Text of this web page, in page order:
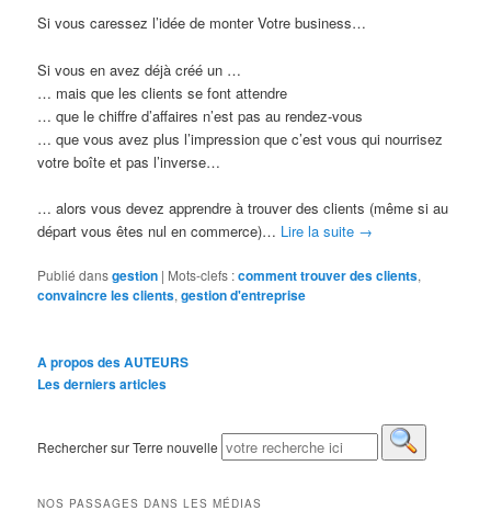
Si vous caressez l’idée de monter Votre business…
Si vous en avez déjà créé un …
… mais que les clients se font attendre
… que le chiffre d’affaires n’est pas au rendez-vous
… que vous avez plus l’impression que c’est vous qui nourrisez
votre boîte et pas l’inverse…
… alors vous devez apprendre à trouver des clients (même si au
départ vous êtes nul en commerce)… Lire la suite →
Publié dansgestion | Mots-clefs :comment trouver des clients,
convaincre les clients,gestion d'entreprise
A propos des AUTEURS
Les derniers articles
Rechercher sur Terre nouvelle
NOS PASSAGES DANS LES MÉDIAS